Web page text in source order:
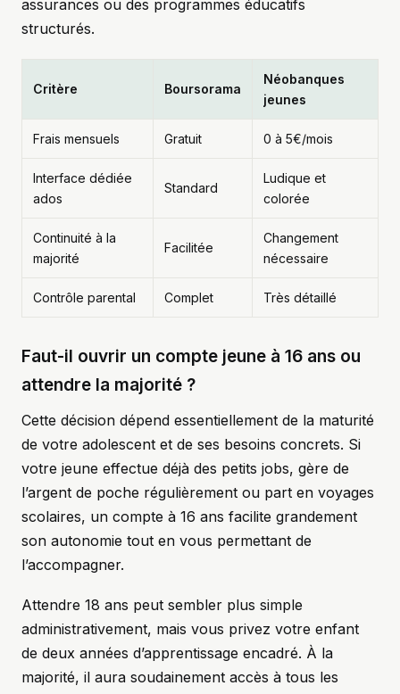
assurances ou des programmes éducatifs
structurés.
Critère Boursorama
Néobanques
jeunes
Frais mensuels Gratuit 0 à 5€/mois
Interface dédiée
ados
Standard
Ludique et
colorée
Continuité à la
majorité
Facilitée
Changement
nécessaire
Contrôle parental Complet Très détaillé
Faut-il ouvrir un compte jeune à 16 ans ou
attendre la majorité ?
Cette décision dépend essentiellement de la maturité
de votre adolescent et de ses besoins concrets. Si
votre jeune effectue déjà des petits jobs, gère de
l’argent de poche régulièrement ou part en voyages
scolaires, un compte à 16 ans facilite grandement
son autonomie tout en vous permettant de
l’accompagner.
Attendre 18 ans peut sembler plus simple
administrativement, mais vous privez votre enfant
de deux années d’apprentissage encadré. À la
majorité, il aura soudainement accès à tous les